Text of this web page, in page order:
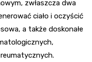
zwłaszcza dwa
ciało i oczyścić
a także doskonałe